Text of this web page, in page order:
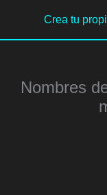
contenido
Crea tu
Nombres